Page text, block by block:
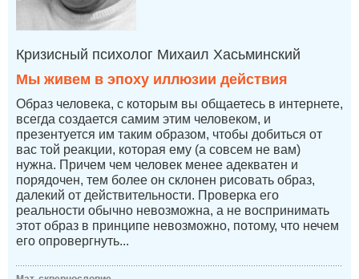
Кризисный психолог Михаил Хасьминский
Мы живем в эпоху иллюзии действия
Образ человека, с которым вы общаетесь в интернете,
всегда создается самим этим человеком, и
презентуется им таким образом, чтобы добиться от
вас той реакции, которая ему (а совсем не вам)
нужна. Причем чем человек менее адекватен и
порядочен, тем более он склонен рисовать образ,
далекий от действительности. Проверка его
реальности обычно невозможна, а не воспринимать
этот образ в принципе невозможно, потому, что нечем
его опровергнуть...